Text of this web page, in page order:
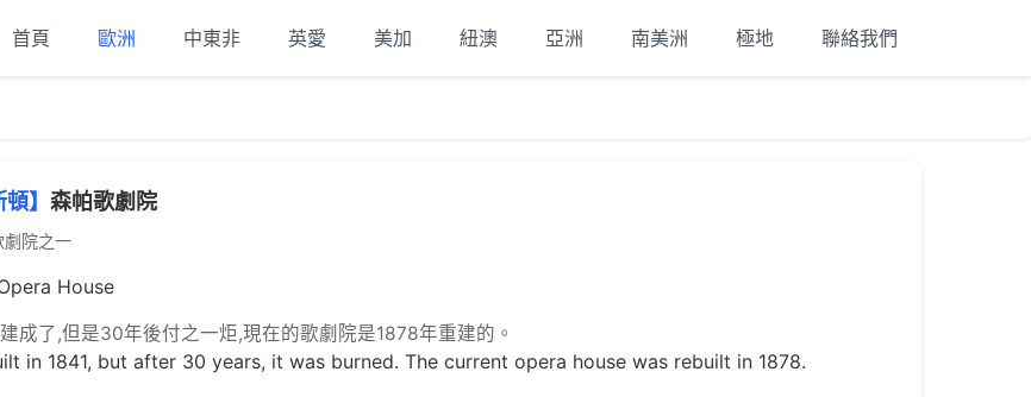
首頁 歐洲 中東非 英愛 美加 紐澳 亞洲 南美洲 極地 聯絡我們
】 森帕歌劇院
劇院之一
House
成了,但是30年後付之一炬,現在的歌劇院是1878年重建的。
in 1841, but after 30 years, it was burned. The current opera house was rebuilt in 1878.